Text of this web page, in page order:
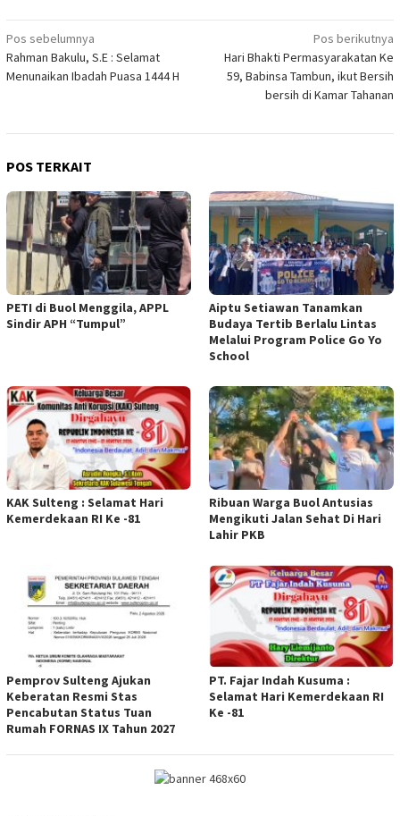
Navigasi
pos
Pos sebelumnya
Rahman Bakulu, S.E : Selamat
Menunaikan Ibadah Puasa 1444 H
Pos berikutnya
Hari Bhakti Permasyarakatan Ke
59, Babinsa Tambun, ikut Bersih
bersih di Kamar Tahanan
POS TERKAIT
PETI di Buol Menggila, APPL
Sindir APH “Tumpul”
Aiptu Setiawan Tanamkan
Budaya Tertib Berlalu Lintas
Melalui Program Police Go Yo
School
KAK Sulteng : Selamat Hari
Kemerdekaan RI Ke -81
Ribuan Warga Buol Antusias
Mengikuti Jalan Sehat Di Hari
Lahir PKB
Pemprov Sulteng Ajukan
Keberatan Resmi Stas
Pencabutan Status Tuan
Rumah FORNAS IX Tahun 2027
PT. Fajar Indah Kusuma :
Selamat Hari Kemerdekaan RI
Ke -81